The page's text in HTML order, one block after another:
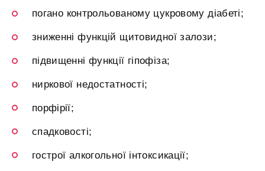
погано контрольованому цукровому діабеті;
зниженні функцій щитовидної залози;
підвищенні функції гіпофіза;
ниркової недостатності;
порфірії;
спадковості;
гострої алкогольної інтоксикації;